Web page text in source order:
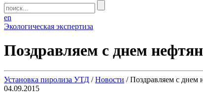
en
Экологическая экспертиза
Поздравляем с днем
Установка пиролиза УТД /Новости /Поздравляем с днем
04.09.2015